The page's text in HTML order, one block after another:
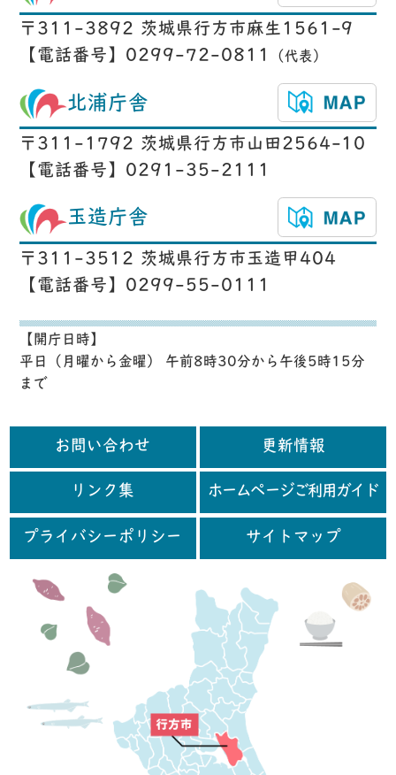
〒311-3892 茨城県行方市麻生1561-9
【電話番号】0299-72-0811
（代表）
北浦庁舎
〒311-1792 茨城県行方市山田2564-10
【電話番号】0291-35-2111
玉造庁舎
〒311-3512 茨城県行方市玉造甲404
【電話番号】0299-55-0111
【開庁日時】
平日（月曜から金曜） 午前8時30分から午後5時15分
まで
お問い合わせ 更新情報
リンク集 ホームページご利用ガイド
プライバシーポリシー サイトマップ